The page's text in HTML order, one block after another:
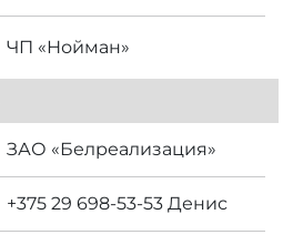
ЧП «Нойман»
ЗАО «Белреализация»
+375 29 698-53-53 Денис